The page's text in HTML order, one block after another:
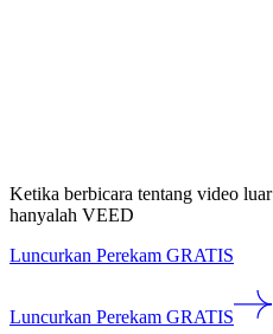
Ketika berbicara tentang video
hanyalah VEED
Luncurkan Perekam GRATIS
Luncurkan Perekam GRATIS